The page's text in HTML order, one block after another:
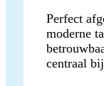
Perfect
moderne
centraal